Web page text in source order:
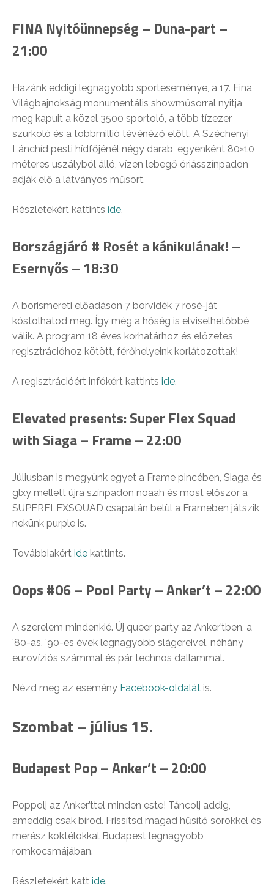
FINA Nyitóünnepség – Duna-part –
21:00
Hazánk eddigi legnagyobb sporteseménye, a 17. Fina
Világbajnokság monumentális showműsorral nyitja
meg kapuit a közel 3500 sportoló, a több tízezer
szurkoló és a többmillió tévénéző előtt. A Széchenyi
Lánchíd pesti hídfőjénél négy darab, egyenként 80×10
méteres uszályból álló, vízen lebegő óriásszínpadon
adják elő a látványos műsort.
Részletekért kattints ide.
Bországjáró # Rosét a kánikulának! –
Esernyős – 18:30
A borismereti előadáson 7 borvidék 7 rosé-ját
kóstolhatod meg. Így még a hőség is elviselhetőbbé
válik. A program 18 éves korhatárhoz és előzetes
regisztrációhoz kötött, férőhelyeink korlátozottak!
A regisztrációért infókért kattints ide.
Elevated presents: Super Flex Squad
with Siaga – Frame – 22:00
Júliusban is megyünk egyet a Frame pincében, Siaga és
glxy mellett újra színpadon noaah és most először a
SUPERFLEXSQUAD csapatán belül a Frameben játszik
nekünk purple is.
Továbbiakért ide kattints.
Oops #06 – Pool Party – Anker’t – 22:00
A szerelem mindenkié. Új queer party az Anker’tben, a
’80-as, ’90-es évek legnagyobb slágereivel, néhány
eurovíziós számmal és pár technos dallammal.
Nézd meg az esemény Facebook-oldalát is.
Szombat – július 15.
Budapest Pop – Anker’t – 20:00
Poppolj az Anker’ttel minden este! Táncolj addig,
ameddig csak bírod. Frissítsd magad hűsítő sörökkel és
merész koktélokkal Budapest legnagyobb
romkocsmájában.
Részletekért katt ide.